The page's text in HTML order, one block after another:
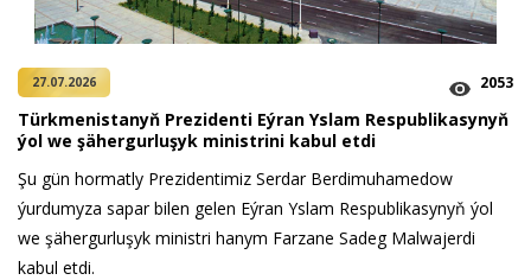
27.07.2026 2053
Türkmenistanyň Prezidenti Eýran Yslam Respublikasynyň
ýol we şähergurluşyk ministrini kabul etdi
Şu gün hormatly Prezidentimiz Serdar Berdimuhamedow
ýurdumyza sapar bilen gelen Eýran Yslam Respublikasynyň ýol
we şähergurluşyk ministri hanym Farzane Sadeg Malwajerdi
kabul etdi.